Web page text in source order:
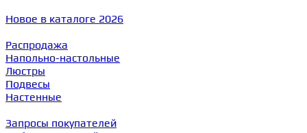
Новое в каталоге 2026
Распродажа
Напольно-настольные
Люстры
Подвесы
Настенные
Запросы покупателей